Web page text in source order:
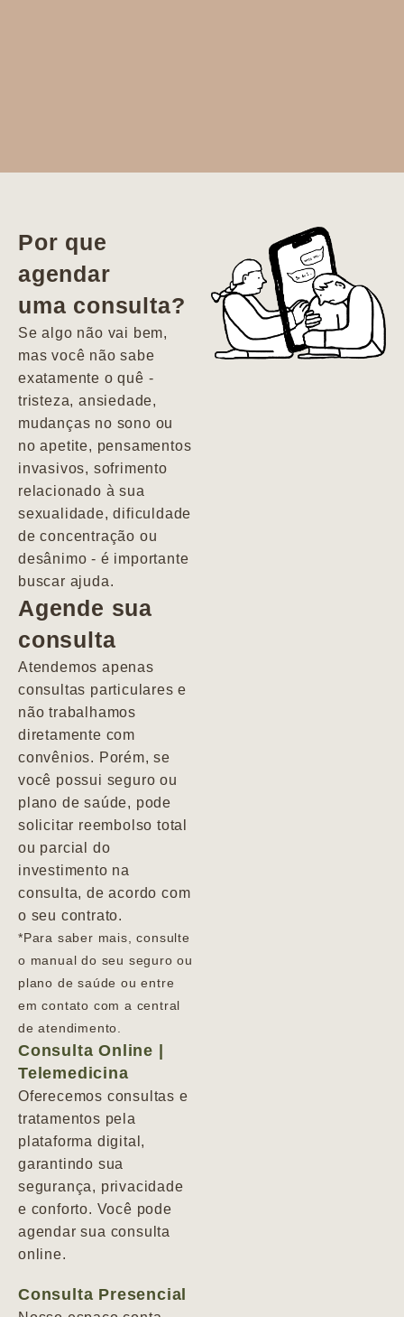
vida. Ela me
encontrou num
estado misto de
depressão e
agitação com
pensamentos
Por que
agendar
uma consulta?
Se algo não vai bem,
mas você não sabe
exatamente o quê -
tristeza, ansiedade,
mudanças no sono ou
no apetite, pensamentos
invasivos, sofrimento
relacionado à sua
sexualidade, dificuldade
de concentração ou
desânimo - é importante
buscar ajuda.
Agende sua
consulta
Atendemos apenas
consultas particulares e
não trabalhamos
diretamente com
convênios. Porém, se
você possui seguro ou
plano de saúde, pode
solicitar reembolso total
ou parcial do
investimento na
consulta, de acordo com
o seu contrato.
*Para saber mais, consulte
o manual do seu seguro ou
plano de saúde ou entre
em contato com a central
de atendimento.
Consulta Online |
Telemedicina
Oferecemos consultas e
tratamentos pela
plataforma digital,
garantindo sua
segurança, privacidade
e conforto. Você pode
agendar sua consulta
online.
Consulta Presencial